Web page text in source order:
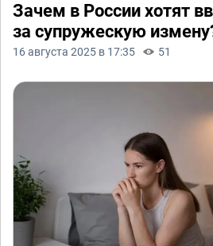
Зачем в России хотят
за супружескую
16 августа 2025 в 17:35 51